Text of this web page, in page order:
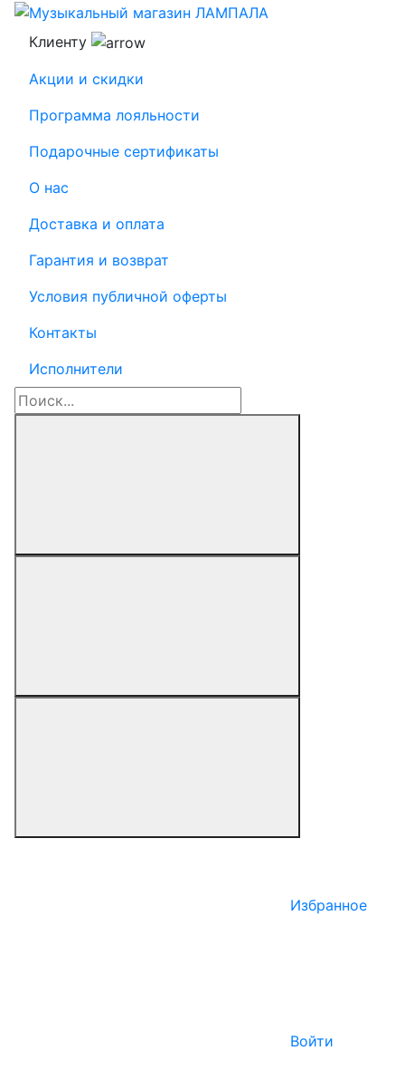
Клиенту
Акции и скидки
Программа лояльности
Подарочные сертификаты
О нас
Доставка и оплата
Гарантия и возврат
Условия публичной оферты
Контакты
Исполнители
Избранное
Войти